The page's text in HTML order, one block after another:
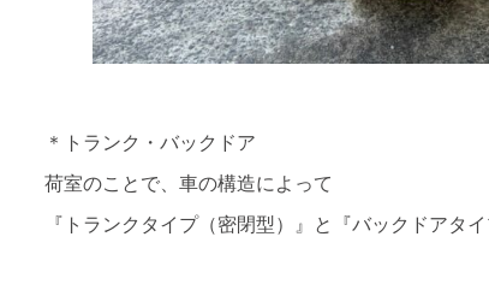
＊トランク・バックドア
荷室のことで、車の構造によって
『トランクタイプ（密閉型）』と『バックドアタ